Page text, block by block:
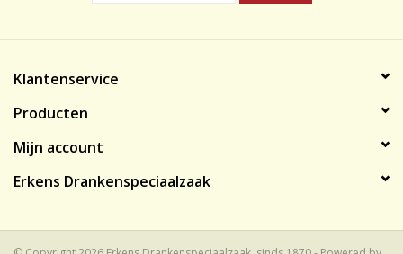
Klantenservice
Producten
Mijn account
Erkens Drankenspeciaalzaak